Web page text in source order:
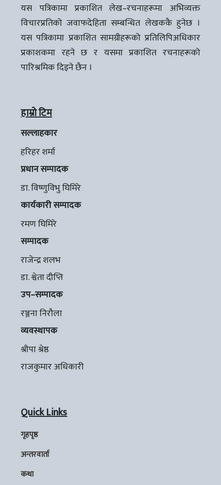
यस पत्रिकामा प्रकाशित लेख–रचनाहरूमा अभिव्यक्त
विचारप्रतिको जवाफदेहिता सम्बन्धित लेखककै हुनेछ ।
यस पत्रिकामा प्रकाशित सामग्रीहरूको प्रतिलिपिअधिकार
प्रकाशकमा रहने छ र यसमा प्रकाशित रचनाहरूको
पारिश्रमिक दिइने छैन ।
हाम्रो टिम
सल्लाहकार
हरिहर शर्मा
प्रधान सम्पादक
डा. विष्णुविभु घिमिरे
कार्यकारी सम्पादक
रमण घिमिरे
सम्पादक
राजेन्द्र शलभ
डा. श्वेता दीप्ति
उप–सम्पादक
रञ्जना निरौला
व्यवस्थापक
श्रीपा श्रेष्ठ
राजकुमार अधिकारी
Quick Links
गृहपृष्ठ
अन्तरवार्ता
कथा